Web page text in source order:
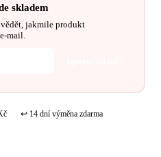
skladem
vědět, jakmile produkt
↩ 14 dní výměna zdarma